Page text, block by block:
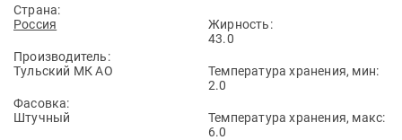
Страна:
Россия
Производитель:
Тульский МК АО
Фасовка:
Штучный
Жирность:
43.0
Температура хранения, мин:
2.0
Температура хранения, макс:
6.0